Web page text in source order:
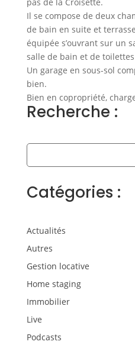
Il se compose de deux
de bain en suite et
équipée s’ouvrant sur un
salle de bain et de
Un garage en sous-sol
bien.
Bien en copropriété,
Recherche :
Catégories :
Actualités
Autres
Gestion locative
Home staging
Immobilier
Live
Podcasts